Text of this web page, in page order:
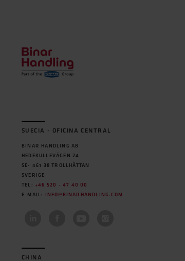
SUECIA - OFICINA CENTRAL
BINAR HANDLING AB
HEDEKULLEVÄGEN 24
SE- 461 38 TROLLHÄTTAN
SVERIGE
TEL: +46 520 - 47 40 00
E-MAIL:
INFO@BINARHANDLING.COM
CHINA